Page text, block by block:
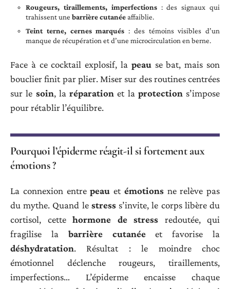
Rougeurs, tiraillements, imperfections: des signaux qui
trahissent une barrière cutanée affaiblie.
Teint terne, cernes marqués : des témoins visibles d’un
manque de récupération et d’une microcirculation en berne.
Face à ce cocktail explosif, la peause bat, mais son
bouclier finit par plier. Miser sur des routines centrées
sur le soin, la réparation et la protection s’impose
pour rétablir l’équilibre.
Pourquoi l’épiderme réagit-il si fortement aux
émotions ?
La connexion entrepeau et émotionsne relève pas
du mythe. Quand le stresss’invite, le corps libère du
cortisol, cette hormone de stress redoutée, qui
fragilise la barrière cutanéeet favorise la
déshydratation. Résultat : le moindre choc
émotionnel déclenche rougeurs, tiraillements,
imperfections… L’épiderme encaisse chaque